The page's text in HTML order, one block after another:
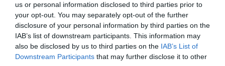
us or personal information disclosed to third parties prior to
your opt-out. You may separately opt-out of the further
disclosure of your personal information by third parties on the
IAB’s list of downstream participants. This information may
also be disclosed by us to third parties on the IAB’s List of
Downstream Participants that may further disclose it to other
Χατζηδάκης: «Προχωρούμε σε ζυγισμένες
πρωτοβουλίες για το τραπεζικό σύστημα»
Υπουργείο Ανάπτυξης: Αυτές είναι οι 4 νέες
εταιρείες στις οποίες επιβλήθηκαν πρόστιμα για
παραπλανητικές εκπτώσεις